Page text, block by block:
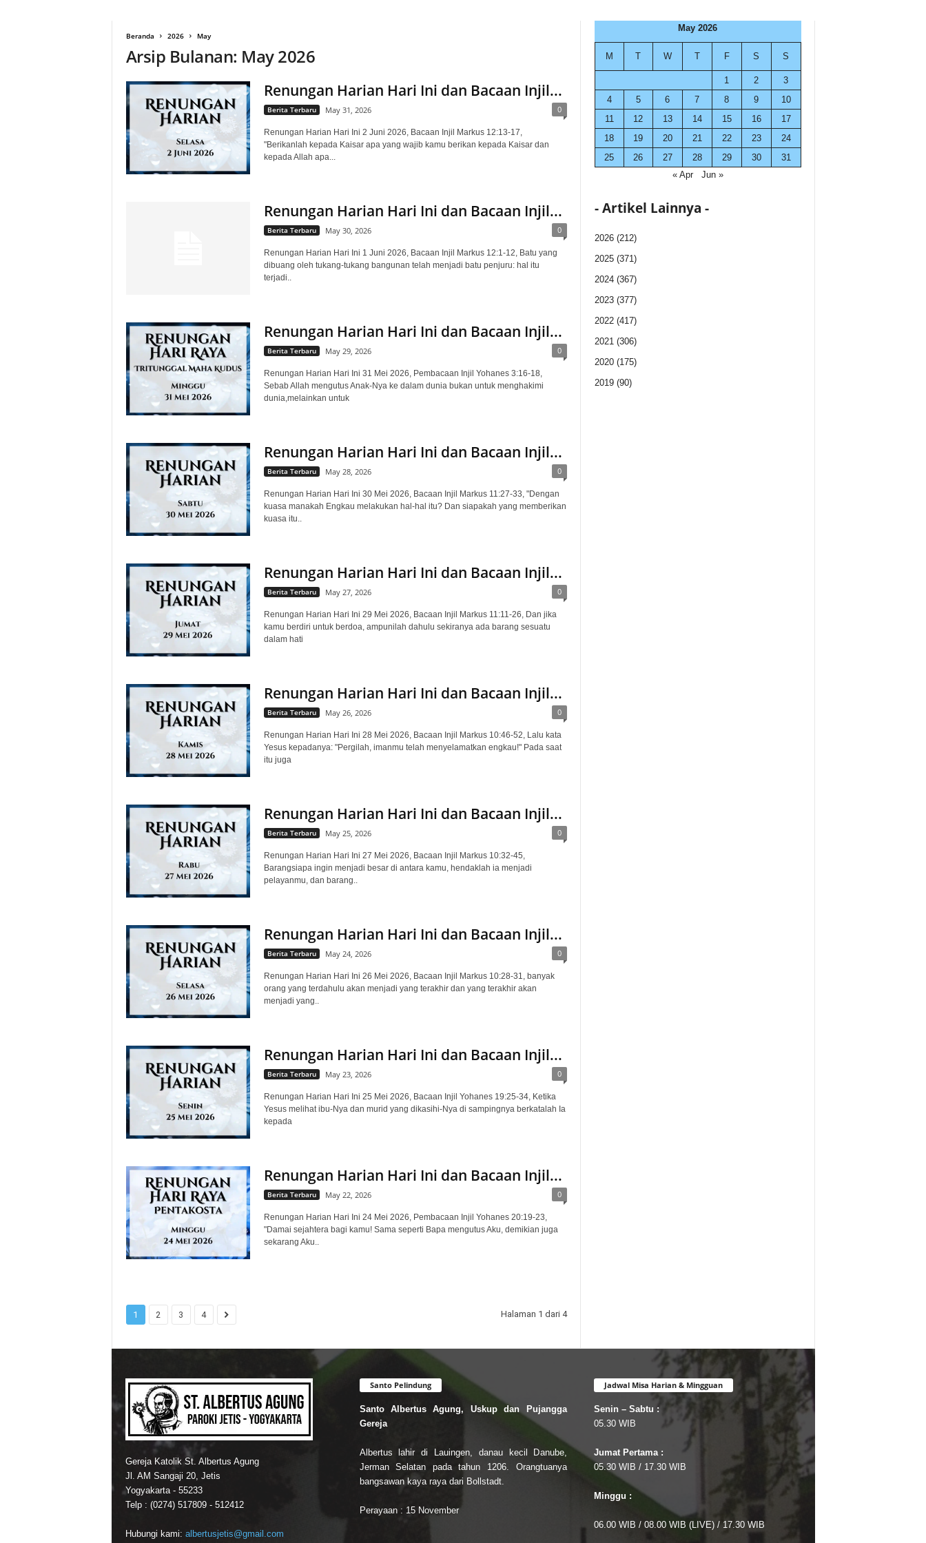
Beranda 2026 May
Arsip Bulanan: May 2026
Renungan Harian Hari Ini dan Bacaan Injil...
Berita Terbaru May 31, 2026 0
Renungan Harian Hari Ini 2 Juni 2026, Bacaan Injil Markus 12:13-17,
"Berikanlah kepada Kaisar apa yang wajib kamu berikan kepada Kaisar dan
kepada Allah apa...
Renungan Harian Hari Ini dan Bacaan Injil...
Berita Terbaru May 30, 2026 0
Renungan Harian Hari Ini 1 Juni 2026, Bacaan Injil Markus 12:1-12, Batu yang
dibuang oleh tukang-tukang bangunan telah menjadi batu penjuru: hal itu
terjadi..
Renungan Harian Hari Ini dan Bacaan Injil...
Berita Terbaru May 29, 2026 0
Renungan Harian Hari Ini 31 Mei 2026, Pembacaan Injil Yohanes 3:16-18,
Sebab Allah mengutus Anak-Nya ke dalam dunia bukan untuk menghakimi
dunia,melainkan untuk
Renungan Harian Hari Ini dan Bacaan Injil...
Berita Terbaru May 28, 2026 0
Renungan Harian Hari Ini 30 Mei 2026, Bacaan Injil Markus 11:27-33, "Dengan
kuasa manakah Engkau melakukan hal-hal itu? Dan siapakah yang memberikan
kuasa itu..
Renungan Harian Hari Ini dan Bacaan Injil...
Berita Terbaru May 27, 2026 0
Renungan Harian Hari Ini 29 Mei 2026, Bacaan Injil Markus 11:11-26, Dan jika
kamu berdiri untuk berdoa, ampunilah dahulu sekiranya ada barang sesuatu
dalam hati
Renungan Harian Hari Ini dan Bacaan Injil...
Berita Terbaru May 26, 2026 0
Renungan Harian Hari Ini 28 Mei 2026, Bacaan Injil Markus 10:46-52, Lalu kata
Yesus kepadanya: "Pergilah, imanmu telah menyelamatkan engkau!" Pada saat
itu juga
Renungan Harian Hari Ini dan Bacaan Injil...
Berita Terbaru May 25, 2026 0
Renungan Harian Hari Ini 27 Mei 2026, Bacaan Injil Markus 10:32-45,
Barangsiapa ingin menjadi besar di antara kamu, hendaklah ia menjadi
pelayanmu, dan barang..
Renungan Harian Hari Ini dan Bacaan Injil...
Berita Terbaru May 24, 2026 0
Renungan Harian Hari Ini 26 Mei 2026, Bacaan Injil Markus 10:28-31, banyak
orang yang terdahulu akan menjadi yang terakhir dan yang terakhir akan
menjadi yang..
Renungan Harian Hari Ini dan Bacaan Injil...
Berita Terbaru May 23, 2026 0
Renungan Harian Hari Ini 25 Mei 2026, Bacaan Injil Yohanes 19:25-34, Ketika
Yesus melihat ibu-Nya dan murid yang dikasihi-Nya di sampingnya berkatalah Ia
kepada
Renungan Harian Hari Ini dan Bacaan Injil...
Berita Terbaru May 22, 2026 0
Renungan Harian Hari Ini 24 Mei 2026, Pembacaan Injil Yohanes 20:19-23,
"Damai sejahtera bagi kamu! Sama seperti Bapa mengutus Aku, demikian juga
sekarang Aku..
1 2 3 4 Halaman 1 dari 4
May 2026
M T W T F S S
1 2
3
4
5 6 7 8 9
10
11
12 13 14 15 16
17
18
19 20 21 22 23
24
25
26 27 28 29 30
31
« Apr
Jun »
- Artikel Lainnya -
2026(212)
2025(371)
2024(367)
2023(377)
2022(417)
2021(306)
2020(175)
2019(90)
Gereja Katolik St. Albertus Agung
Jl. AM Sangaji 20, Jetis
Yogyakarta - 55233
Telp : (0274) 517809 - 512412
Hubungi kami: albertusjetis@gmail.com
Santo Pelindung
Santo Albertus Agung, Uskup dan Pujangga
Gereja
Albertus lahir di Lauingen, danau kecil Danube,
Jerman Selatan pada tahun 1206. Orangtuanya
bangsawan kaya raya dari Bollstadt.
Perayaan : 15 November
Jadwal Misa Harian & Mingguan
Senin – Sabtu :
05.30 WIB
Jumat Pertama :
05.30 WIB / 17.30 WIB
Minggu :
06.00 WIB / 08.00 WIB (LIVE) / 17.30 WIB